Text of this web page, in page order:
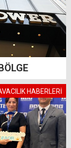
HABERLERİ